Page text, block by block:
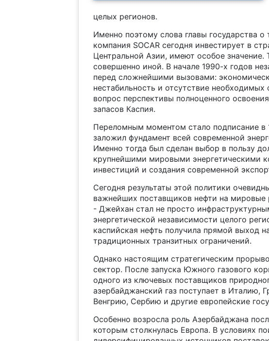
целых регионов.
Именно поэтому слова главы государства о
компания SOCAR сегодня инвестирует в
Центральной Азии, имеют особое значение.
совершенно иной. В начале 1990-х годов
перед сложнейшими вызовами:
нестабильность и отсутствие
вопрос перспективы полноценного
запасов Каспия.
Переломным моментом стало подписание в
заложил фундамент всей современной
Именно тогда был сделан выбор в пользу
крупнейшими мировыми энергетическими
инвестиций и создания современной
Сегодня результаты этой политики
важнейших поставщиков нефти на
- Джейхан стал не просто
энергетической независимости целого
каспийская нефть получила прямой выход
традиционных транзитных ограничений.
Однако настоящим стратегическим
сектор. После запуска Южного газового
одного из ключевых поставщиков
азербайджанский газ поступает в Италию,
Венгрию, Сербию и другие европейские
Особенно возросла роль Азербайджана
которым столкнулась Европа. В условиях